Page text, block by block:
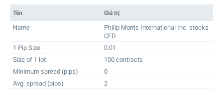
Tên Giá trị
Name
Philip Morris International Inc. stocks
CFD
1 Pip Size
0.01
Size of 1 lot
100 contracts
Minimum spread (pips)
0
Avg. spread (pips)
2